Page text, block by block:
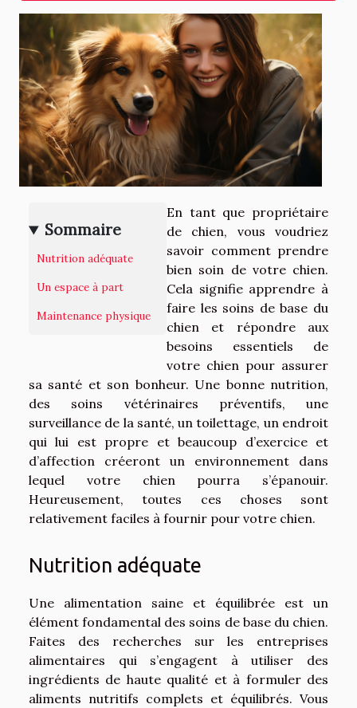
Sommaire
Nutrition adéquate
Un espace à part
Maintenance physique
En tant que propriétaire
de chien, vous voudriez
savoir comment prendre
bien soin de votre chien.
Cela signifie apprendre à
faire les soins de base du
chien et répondre aux
besoins essentiels de
votre chien pour assurer
sa santé et son bonheur. Une bonne nutrition,
des soins vétérinaires préventifs, une
surveillance de la santé, un toilettage, un endroit
qui lui est propre et beaucoup d’exercice et
d’affection créeront un environnement dans
lequel votre chien pourra s’épanouir.
Heureusement, toutes ces choses sont
relativement faciles à fournir pour votre chien.
Nutrition adéquate
Une alimentation saine et équilibrée est un
élément fondamental des soins de base du chien.
Faites des recherches sur les entreprises
alimentaires qui s’engagent à utiliser des
ingrédients de haute qualité et à formuler des
aliments nutritifs complets et équilibrés. Vous